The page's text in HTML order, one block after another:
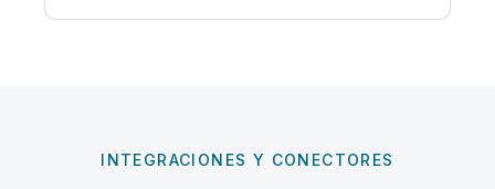
INTEGRACIONES Y CONECTORES